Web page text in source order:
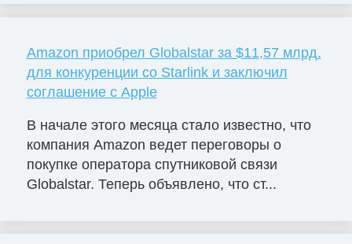
Amazon приобрел Globalstar за $11,57 млрд.
для конкуренции со Starlink и заключил
соглашение с Apple
В начале этого месяца стало известно, что
компания Amazon ведет переговоры о
покупке оператора спутниковой связи
Globalstar. Теперь объявлено, что ст...